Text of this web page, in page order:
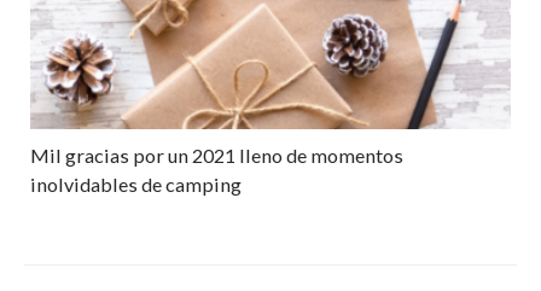
Mil gracias por un 2021 lleno de momentos
inolvidables de camping